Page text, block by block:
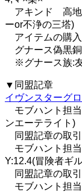
アキンド 高地
ーor不浄の三塔)
アイテムの購
グナース偽黒銅
※グナース族:友
▼同盟記章
イヴンスターグ
モブハント担
ンエーテライト)
同盟記章の取
モブハント担
Y:12.4(冒険者ギ
同盟記章の取
モブハント担